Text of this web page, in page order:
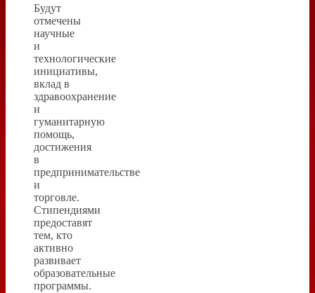
Будут
отмечены
научные
и
технологические
инициативы,
вклад в
здравоохранение
и
гуманитарную
помощь,
достижения
в
предпринимательстве
и
торговле.
Стипендиями
предоставят
тем, кто
активно
развивает
образовательные
программы.